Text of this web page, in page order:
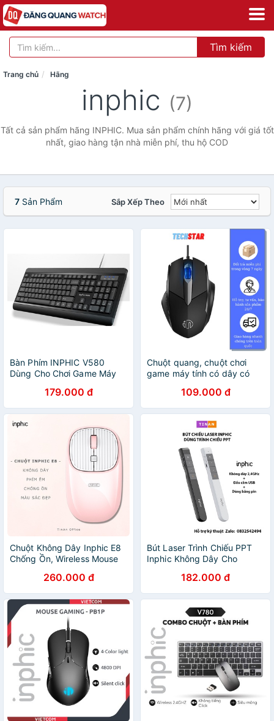
Tìm kiếm
Trang chủ Hãng
inphic (7)
Tất cả sản phẩm hãng INPHIC. Mua sản phẩm chính hãng với giá tốt
nhất, giao hàng tận nhà miễn phí, thu hộ COD
7 Sản Phẩm Sắp Xếp Theo
Bàn Phím INPHIC V580
Dùng Cho Chơi Game Máy
Đình Cảm Giác Cơ Học
Không Thấm Nước - Chính
Hãng
179.000 đ
Chuột quang, chuột chơi
game máy tính có dây có
109.000 đ
Chuột Không Dây Inphic E8
Chống Ồn, Wireless Mouse
260.000 đ
Bút Laser Trình Chiếu PPT
Inphic Không Dây Cho
182.000 đ